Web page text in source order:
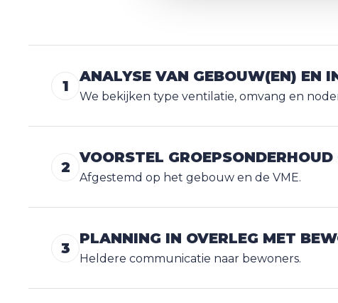
1
ANALYSE VAN GEBOUW(EN) EN
We bekijken type ventilatie, omvang en
2
VOORSTEL
Afgestemd op het gebouw en de VME.
3
PLANNING IN OVERLEG MET
Heldere communicatie naar bewoners.